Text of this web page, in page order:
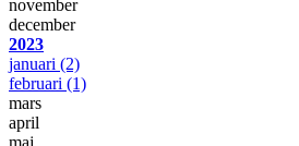
november
december
2023
januari (2)
februari (1)
mars
april
maj